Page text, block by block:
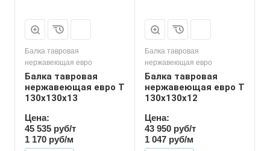
Балка тавровая
нержавеющая евро
Балка тавровая
нержавеющая евро T
130х130х13
Цена:
45 535 руб/т
1 170 руб/м
Балка тавровая
нержавеющая евро
Балка тавровая
нержавеющая евро T
130х130х12
Цена:
43 950 руб/т
1 047 руб/м